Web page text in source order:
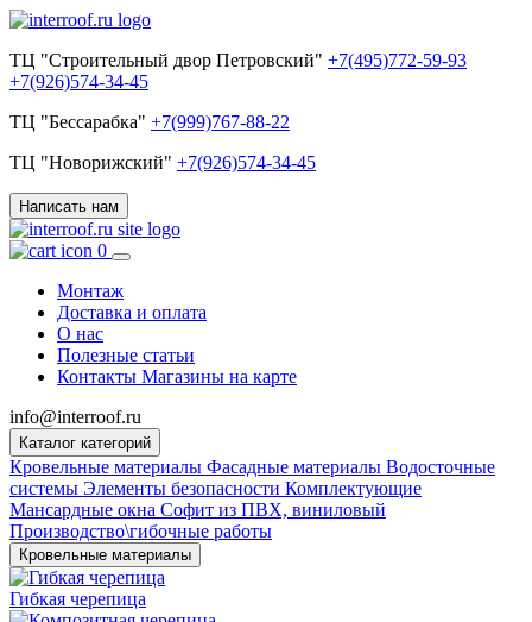
ТЦ "Строительный двор Петровский" +7(495)772-59-93
+7(926)574-34-45
ТЦ "Бессарабка" +7(999)767-88-22
ТЦ "Новорижский" +7(926)574-34-45
Написать нам
0
Монтаж
Доставка и оплата
О нас
Полезные статьи
Контакты Магазины на карте
info@interroof.ru
Каталог категорий
Кровельные материалы Фасадные материалы Водосточные
системы Элементы безопасности Комплектующие
Мансардные окна Софит из ПВХ, виниловый
Производство\гибочные работы
Кровельные материалы
Гибкая черепица